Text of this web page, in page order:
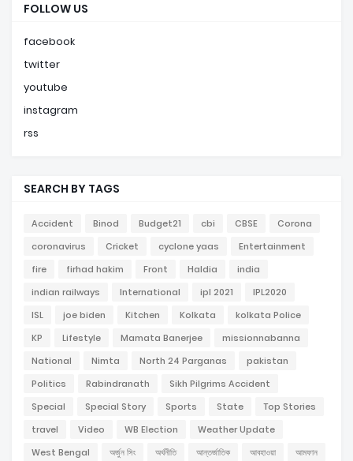
FOLLOW US
facebook
twitter
youtube
instagram
rss
SEARCH BY TAGS
Accident Binod Budget21 cbi CBSE
Corona
coronavirus
Cricket cyclone yaas
Entertainment
fire
firhad hakim Front Haldia
india
indian railways
International ipl 2021
IPL2020
ISL
joe biden Kitchen Kolkata
kolkata Police
KP
Lifestyle Mamata Banerjee
missionnabanna
National
Nimta North 24 Parganas
pakistan
Politics
Rabindranath
Sikh Pilgrims Accident
Special
Special Story Sports State
Top Stories
travel
Video WB Election
Weather Update
West Bengal
অর্জুন সিং অর্থনীতি আন্তর্জাতিক আবহাওয়া আমফান